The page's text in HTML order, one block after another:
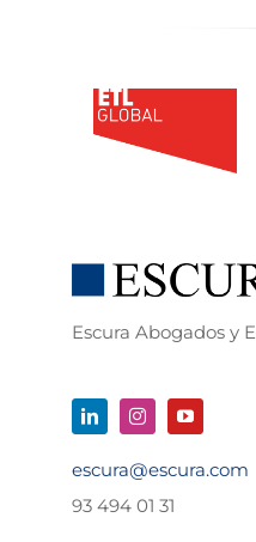
Escura Abogados y
escura@escura.com
93 494 01 31